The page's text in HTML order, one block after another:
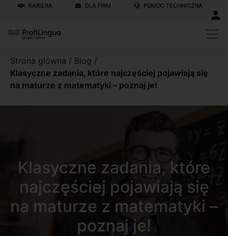
KARIERA DLA FIRM POMOC TECHNICZNA
Strona główna / Blog /
Klasyczne zadania, które najczęściej pojawiają się
na maturze z matematyki – poznaj je!
Klasyczne zadania, które
najczęściej pojawiają się
na maturze z matematyki –
poznaj je!